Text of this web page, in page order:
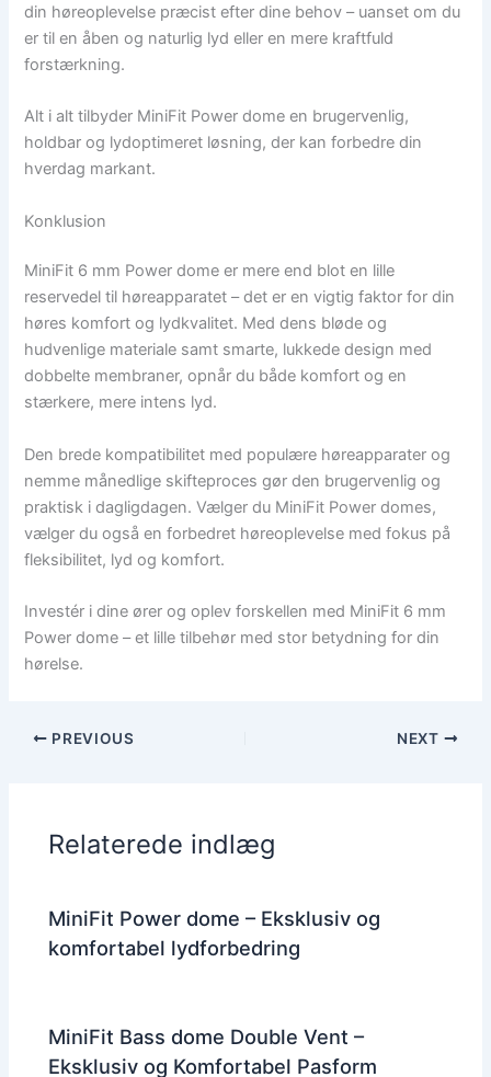
din høreoplevelse præcist efter dine behov – uanset om du
er til en åben og naturlig lyd eller en mere kraftfuld
forstærkning.
Alt i alt tilbyder MiniFit Power dome en brugervenlig,
holdbar og lydoptimeret løsning, der kan forbedre din
hverdag markant.
Konklusion
MiniFit 6 mm Power dome er mere end blot en lille
reservedel til høreapparatet – det er en vigtig faktor for din
høres komfort og lydkvalitet. Med dens bløde og
hudvenlige materiale samt smarte, lukkede design med
dobbelte membraner, opnår du både komfort og en
stærkere, mere intens lyd.
Den brede kompatibilitet med populære høreapparater og
nemme månedlige skifteproces gør den brugervenlig og
praktisk i dagligdagen. Vælger du MiniFit Power domes,
vælger du også en forbedret høreoplevelse med fokus på
fleksibilitet, lyd og komfort.
Investér i dine ører og oplev forskellen med MiniFit 6 mm
Power dome – et lille tilbehør med stor betydning for din
hørelse.
PREVIOUS NEXT
Relaterede indlæg
MiniFit Power dome – Eksklusiv og
komfortabel lydforbedring
MiniFit Bass dome Double Vent –
Eksklusiv og Komfortabel Pasform